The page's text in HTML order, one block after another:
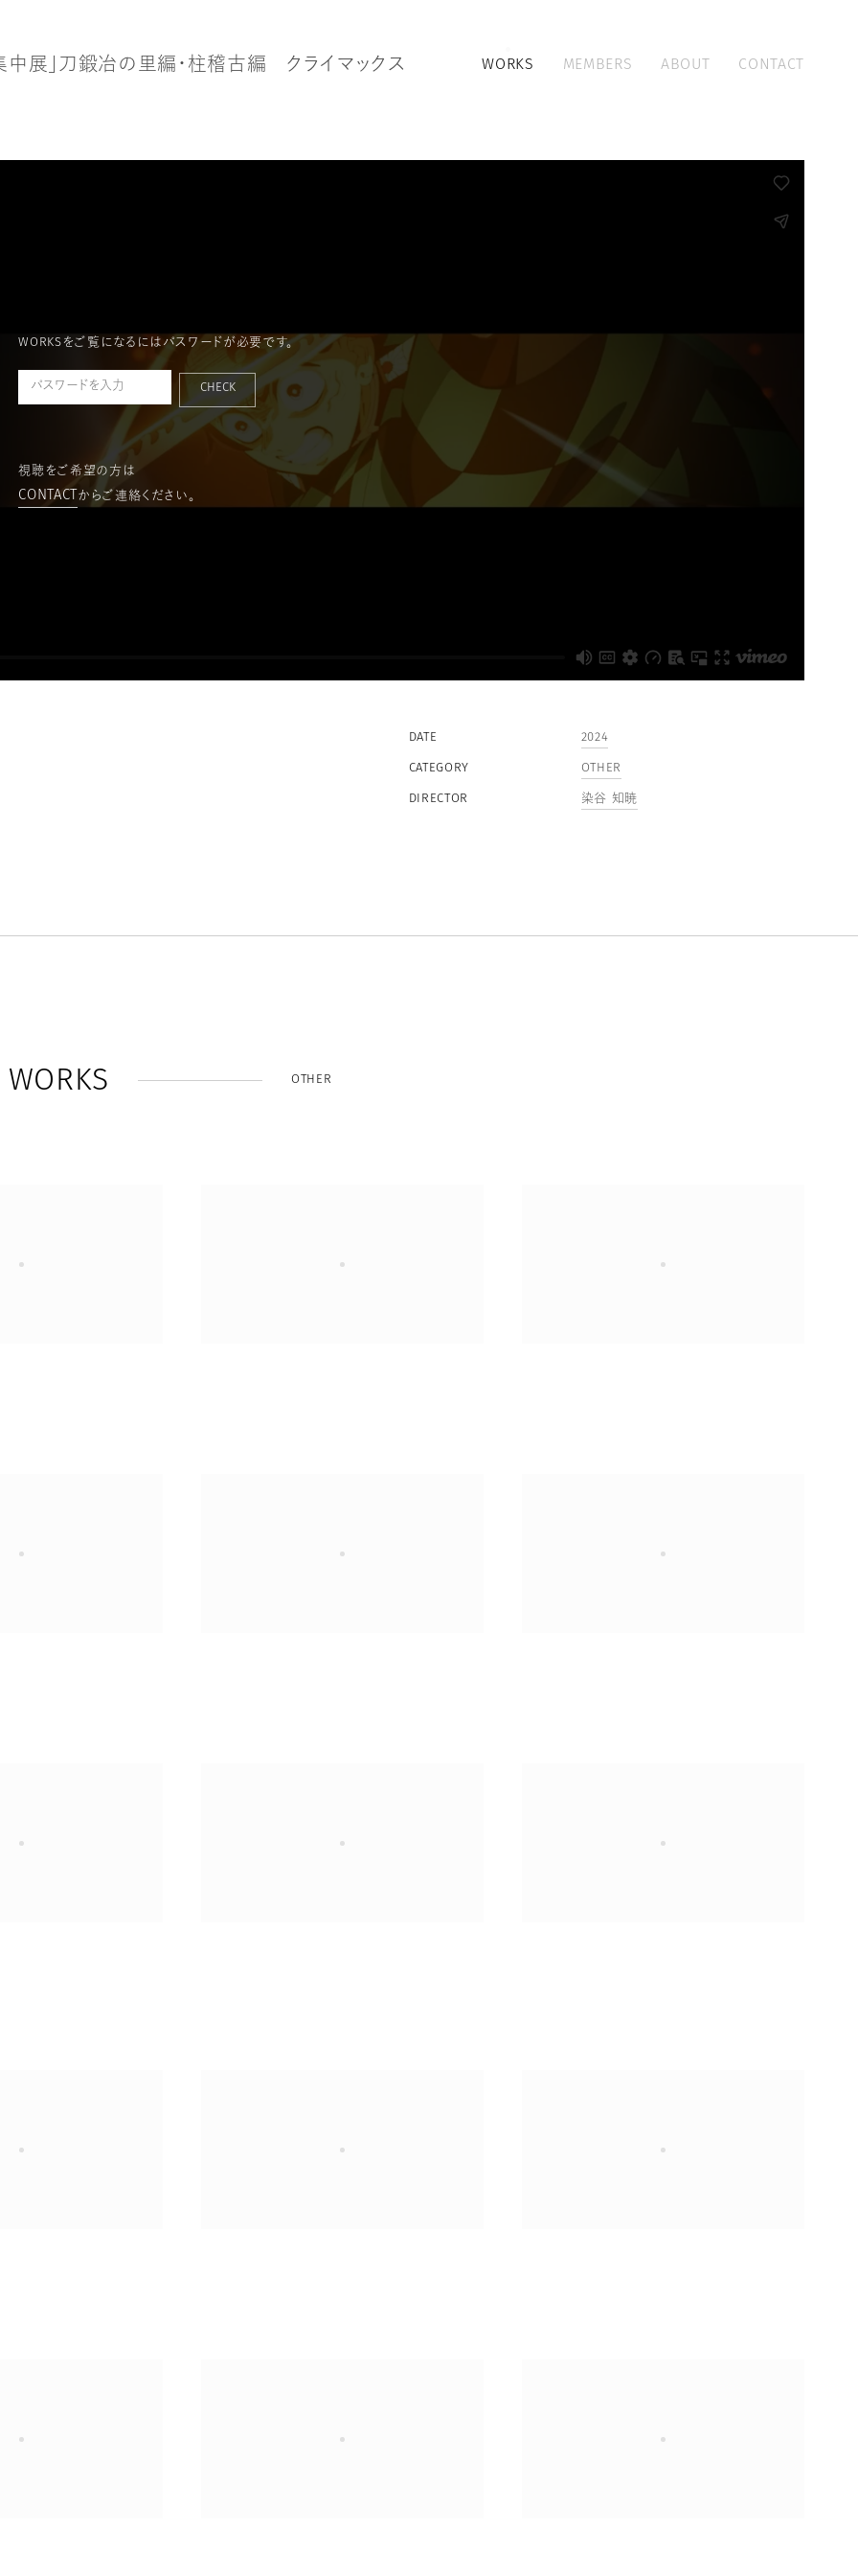
WORKS MEMBERS ABOUT CONTACT
中 展 刀 鍛冶 の 里編 ・ 柱稽 古 編 ク ラ イ マ ック ス
WORKSをご覧になるにはパスワードが必要です。
CHECK
視聴をご希望の方は
CONTACT からご連絡ください。
DATE 2024
CATEGORY OTHER
DIRECTOR 染谷 知暁
WORKS OTHER